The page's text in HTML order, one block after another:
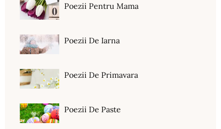
Poezii Pentru Mama
Poezii De Iarna
Poezii De Primavara
Poezii De Paste